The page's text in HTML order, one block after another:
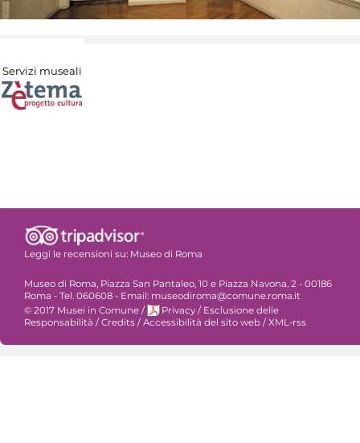
Servizi museali
Leggi le recensioni su: Museo di Roma
Museo di Roma, Piazza San Pantaleo, 10 e Piazza Navona, 2 - 00186
Roma - Tel. 060608 - Email: museodiroma@comune.roma.it
© 2017 Musei in Comune / Privacy / Esclusione delle
Responsabilità /Credits /Accessibilità del sito web /XML-rss